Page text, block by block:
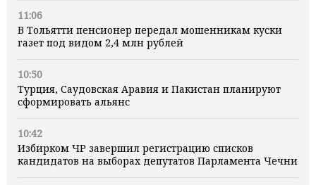
11:06
В Тольятти пенсионер передал мошенникам куски
газет под видом 2,4 млн рублей
10:50
Турция, Саудовская Аравия и Пакистан планируют
сформировать альянс
10:42
Избирком ЧР завершил регистрацию списков
кандидатов на выборах депутатов Парламента Чечни